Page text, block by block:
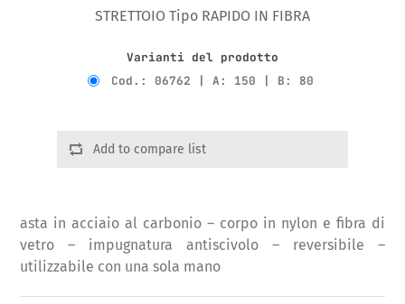
STRETTOIO Tipo RAPIDO IN FIBRA
Varianti del prodotto
Cod.: 06762 | A: 150 | B: 80
Add to compare list
asta in acciaio al carbonio – corpo in nylon e fibra di
vetro – impugnatura antiscivolo – reversibile –
utilizzabile con una sola mano